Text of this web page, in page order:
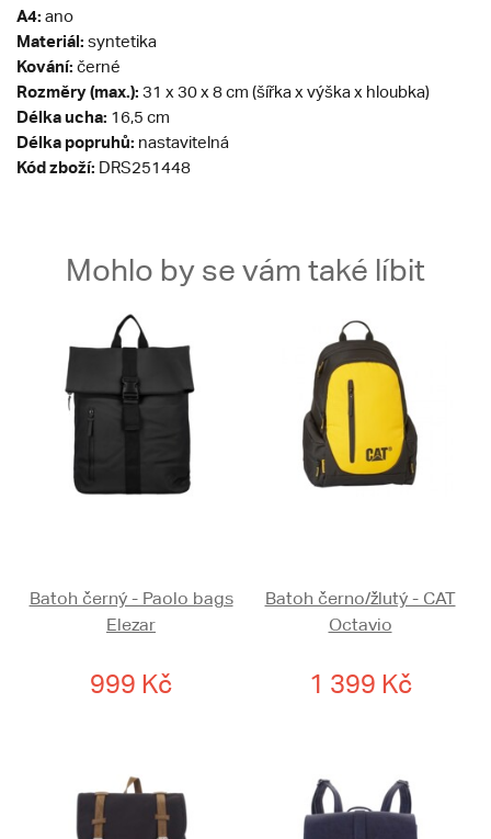
A4: ano
Materiál: syntetika
Kování: černé
Rozměry (max.): 31 x 30 x 8 cm (šířka x výška x hloubka)
Délka ucha: 16,5 cm
Délka popruhů: nastavitelná
Kód zboží: DRS251448
Mohlo by se vám také líbit
Batoh černý - Paolo bags
Elezar
999 Kč
Batoh černo/žlutý - CAT
Octavio
1 399 Kč